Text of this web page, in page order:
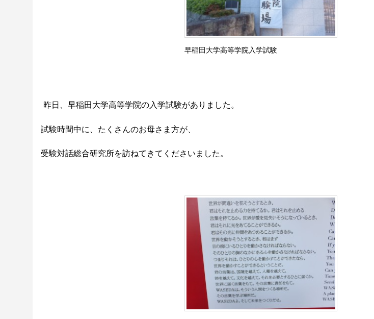
早稲田大学高等学院入学試験
昨日、早稲田大学高等学院の入学試験がありました。
試験時間中に、たくさんのお母さま方が、
受験対話総合研究所を訪ねてきてくださいました。